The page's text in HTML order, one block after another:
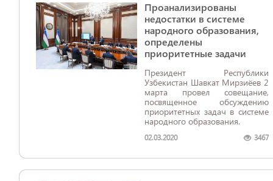
Проанализированы
недостатки в системе
народного образования,
определены
приоритетные задачи
Президент Республики
Узбекистан Шавкат Мирзиёев 2
марта провел совещание,
посвященное обсуждению
приоритетных задач в системе
народного образования.
02.03.2020 3467